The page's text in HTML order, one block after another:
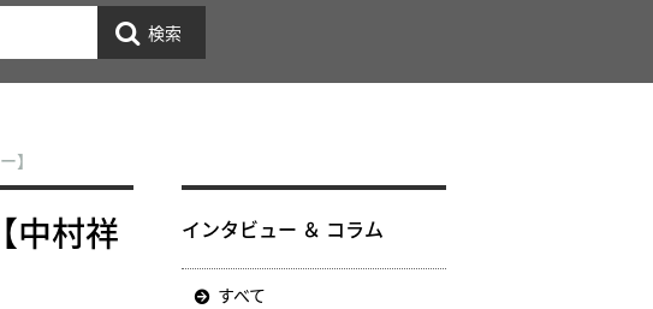
】
中村祥
インタビュー ＆ コラム
すべて